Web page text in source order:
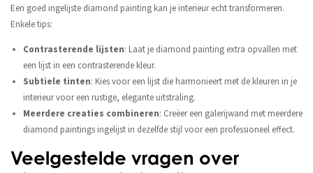
Een goed ingelijste diamond painting kan je interieur echt transformeren.
Enkele tips:
Contrasterende lijsten: Laat je diamond painting extra opvallen met
een lijst in een contrasterende kleur.
Subtiele tinten: Kies voor een lijst die harmonieert met de kleuren in je
interieur voor een rustige, elegante uitstraling.
Meerdere creaties combineren: Creëer een galerijwand met meerdere
diamond paintings ingelijst in dezelfde stijl voor een professioneel effect.
Veelgestelde vragen over